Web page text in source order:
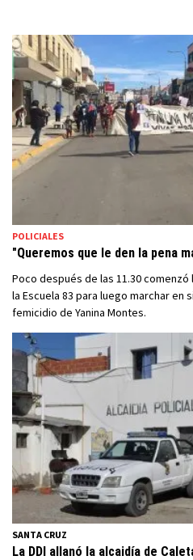
POLICIALES
"Queremos que le den la pena
Poco después de las 11.30
la Escuela 83 para luego marchar
femicidio de Yanina Montes.
SANTA CRUZ
La DDI allanó la alcaidía de